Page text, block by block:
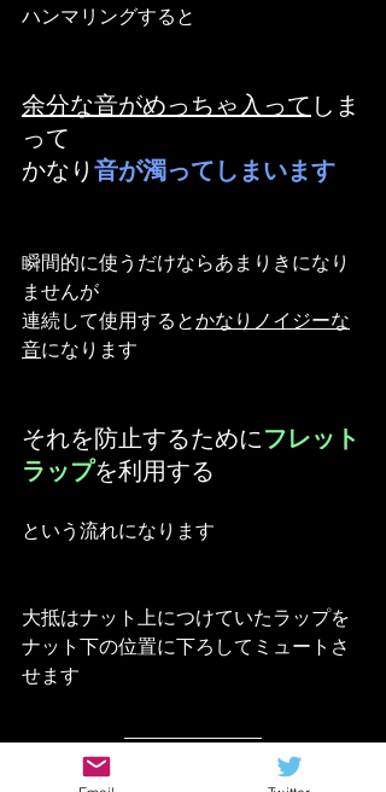
ハンマリングすると
余分な音がめっちゃ入って しま
って
かなり 音が濁ってしまいます
瞬間的に使うだけならあまりきになり
ませんが
連続して使用するとかなりノイジーな
音になります
それを防止するためにフレット
ラップを利用する
という流れになります
大抵はナット上につけていたラップを
ナット下の位置に下ろしてミュートさ
せます
余分な音は本当に不要なのか？